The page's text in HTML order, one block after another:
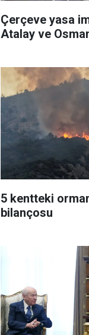
Çerçeve yasa
Atalay ve
5 kentteki
bilançosu